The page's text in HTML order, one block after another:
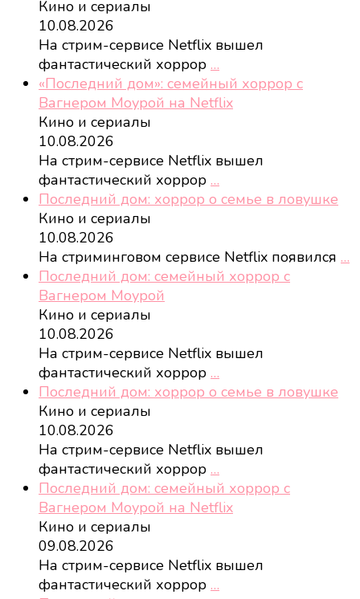
Кино и сериалы
10.08.2026
На стрим-сервисе Netflix вышел
фантастический хоррор …
«Последний дом»: семейный хоррор с
Вагнером Моурой на Netflix
Кино и сериалы
10.08.2026
На стрим-сервисе Netflix вышел
фантастический хоррор …
Последний дом: хоррор о семье в ловушке
Кино и сериалы
10.08.2026
На стриминговом сервисе Netflix появился …
Последний дом: семейный хоррор с
Вагнером Моурой
Кино и сериалы
10.08.2026
На стрим-сервисе Netflix вышел
фантастический хоррор …
Последний дом: хоррор о семье в ловушке
Кино и сериалы
10.08.2026
На стрим-сервисе Netflix вышел
фантастический хоррор …
Последний дом: семейный хоррор с
Вагнером Моурой на Netflix
Кино и сериалы
09.08.2026
На стрим-сервисе Netflix вышел
фантастический хоррор …